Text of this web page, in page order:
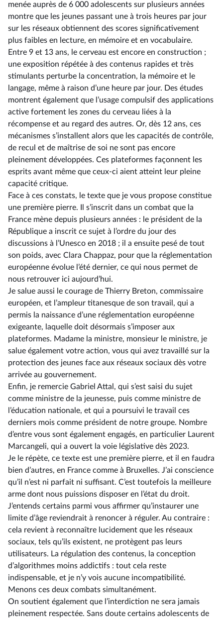
menée auprès de 6 000 adolescents sur plusieurs années
montre que les jeunes passant une à trois heures par jour
sur les réseaux obtiennent des scores significativement
plus faibles en lecture, en mémoire et en vocabulaire.
Entre 9 et 13 ans, le cerveau est encore en construction ;
une exposition répétée à des contenus rapides et très
stimulants perturbe la concentration, la mémoire et le
langage, même à raison d’une heure par jour. Des études
montrent également que l’usage compulsif des applications
active fortement les zones du cerveau liées à la
récompense et au regard des autres. Or, dès 12 ans, ces
mécanismes s’installent alors que les capacités de contrôle,
de recul et de maîtrise de soi ne sont pas encore
pleinement développées. Ces plateformes façonnent les
esprits avant même que ceux-ci aient atteint leur pleine
capacité critique.
Face à ces constats, le texte que je vous propose constitue
une première pierre. Il s’inscrit dans un combat que la
France mène depuis plusieurs années : le président de la
République a inscrit ce sujet à l’ordre du jour des
discussions à l’Unesco en 2018 ; il a ensuite pesé de tout
son poids, avec Clara Chappaz, pour que la réglementation
européenne évolue l’été dernier, ce qui nous permet de
nous retrouver ici aujourd’hui.
Je salue aussi le courage de Thierry Breton, commissaire
européen, et l’ampleur titanesque de son travail, qui a
permis la naissance d’une réglementation européenne
exigeante, laquelle doit désormais s’imposer aux
plateformes. Madame la ministre, monsieur le ministre, je
salue également votre action, vous qui avez travaillé sur la
protection des jeunes face aux réseaux sociaux dès votre
arrivée au gouvernement.
Enfin, je remercie Gabriel Attal, qui s’est saisi du sujet
comme ministre de la jeunesse, puis comme ministre de
l’éducation nationale, et qui a poursuivi le travail ces
derniers mois comme président de notre groupe. Nombre
d’entre vous sont également engagés, en particulier Laurent
Marcangeli, qui a ouvert la voie législative dès 2023.
Je le répète, ce texte est une première pierre, et il en faudra
bien d’autres, en France comme à Bruxelles. J’ai conscience
qu’il n’est ni parfait ni suffisant. C’est toutefois la meilleure
arme dont nous puissions disposer en l’état du droit.
J’entends certains parmi vous affirmer qu’instaurer une
limite d’âge reviendrait à renoncer à réguler. Au contraire :
cela revient à reconnaître lucidement que les réseaux
sociaux, tels qu’ils existent, ne protègent pas leurs
utilisateurs. La régulation des contenus, la conception
d’algorithmes moins addictifs : tout cela reste
indispensable, et je n’y vois aucune incompatibilité.
Menons ces deux combats simultanément.
On soutient également que l’interdiction ne sera jamais
pleinement respectée. Sans doute certains adolescents de